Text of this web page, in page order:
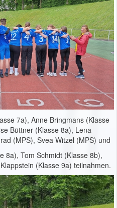
7a), Anne Bringmans (Klasse
Büttner (Klasse 8a), Lena
(MPS), Svea Witzel (MPS) und
8a), Tom Schmidt (Klasse 8b),
(Klasse 9a) teilnahmen.